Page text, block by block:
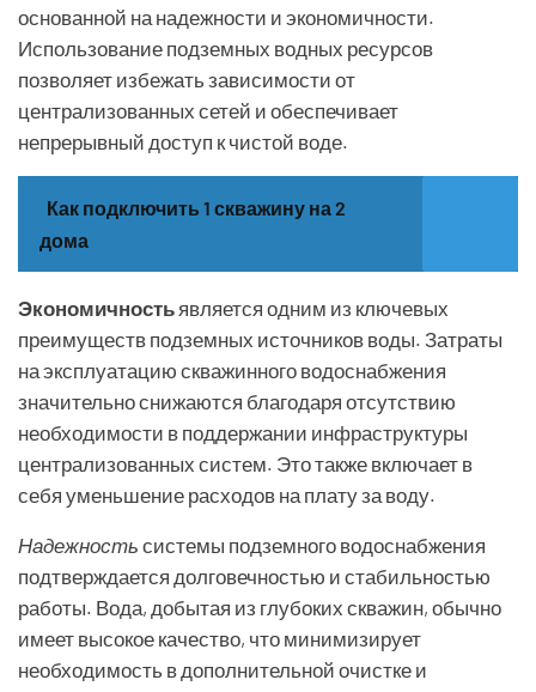
основанной на надежности и экономичности.
Использование подземных водных ресурсов
позволяет избежать зависимости от
централизованных сетей и обеспечивает
непрерывный доступ к чистой воде.
Как подключить 1 скважину на 2
дома
Экономичность является одним из ключевых
преимуществ подземных источников воды. Затраты
на эксплуатацию скважинного водоснабжения
значительно снижаются благодаря отсутствию
необходимости в поддержании инфраструктуры
централизованных систем. Это также включает в
себя уменьшение расходов на плату за воду.
Надежность системы подземного водоснабжения
подтверждается долговечностью и стабильностью
работы. Вода, добытая из глубоких скважин, обычно
имеет высокое качество, что минимизирует
необходимость в дополнительной очистке и